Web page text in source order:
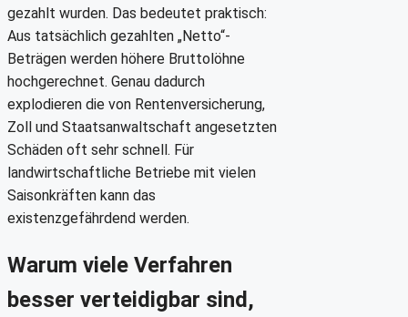
gezahlt wurden. Das bedeutet praktisch:
Aus tatsächlich gezahlten „Netto“-
Beträgen werden höhere Bruttolöhne
hochgerechnet. Genau dadurch
explodieren die von Rentenversicherung,
Zoll und Staatsanwaltschaft angesetzten
Schäden oft sehr schnell. Für
landwirtschaftliche Betriebe mit vielen
Saisonkräften kann das
existenzgefährdend werden.
Warum viele Verfahren
besser verteidigbar sind,